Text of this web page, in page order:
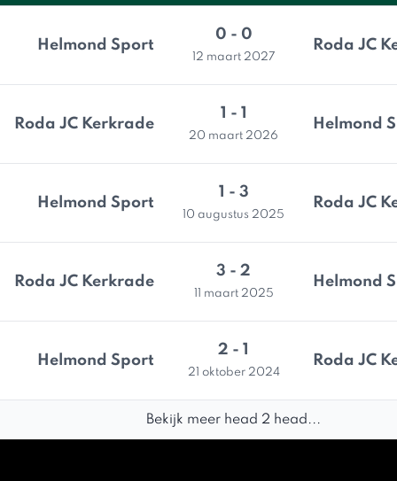
Helmond Sport
0 - 0
12 maart 2027
Roda JC
Roda JC Kerkrade
1 - 1
20 maart 2026
Helmond
Helmond Sport
1 - 3
10 augustus 2025
Roda JC
Roda JC Kerkrade
3 - 2
11 maart 2025
Helmond
Helmond Sport
2 - 1
21 oktober 2024
Roda JC
Bekijk meer head 2 head...